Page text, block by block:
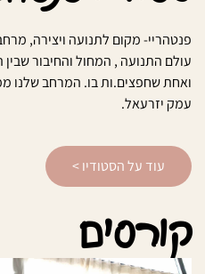
פנטהריי- מקום לתנועה ויצירה,
עולם התנועה , המחול והחיבור
ואחת שחפצים.ות בו. המרחב שלנו
עמק יזרעאל.
עוד על הסטודיו >
קורסים